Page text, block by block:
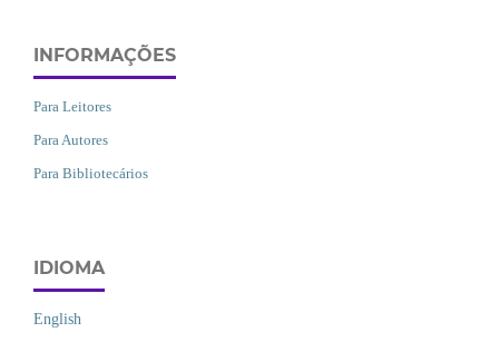
INFORMAÇÕES
Para Leitores
Para Autores
Para Bibliotecários
IDIOMA
English